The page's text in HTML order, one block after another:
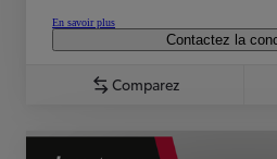
En savoir plus
Contactez la
Comparez